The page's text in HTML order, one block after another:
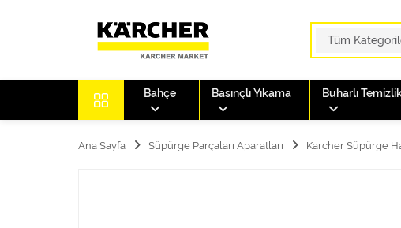
Bahçe Basınçlı Yıkama Buharlı
Ana Sayfa Süpürge Parçaları Aparatları Karcher Süpürge